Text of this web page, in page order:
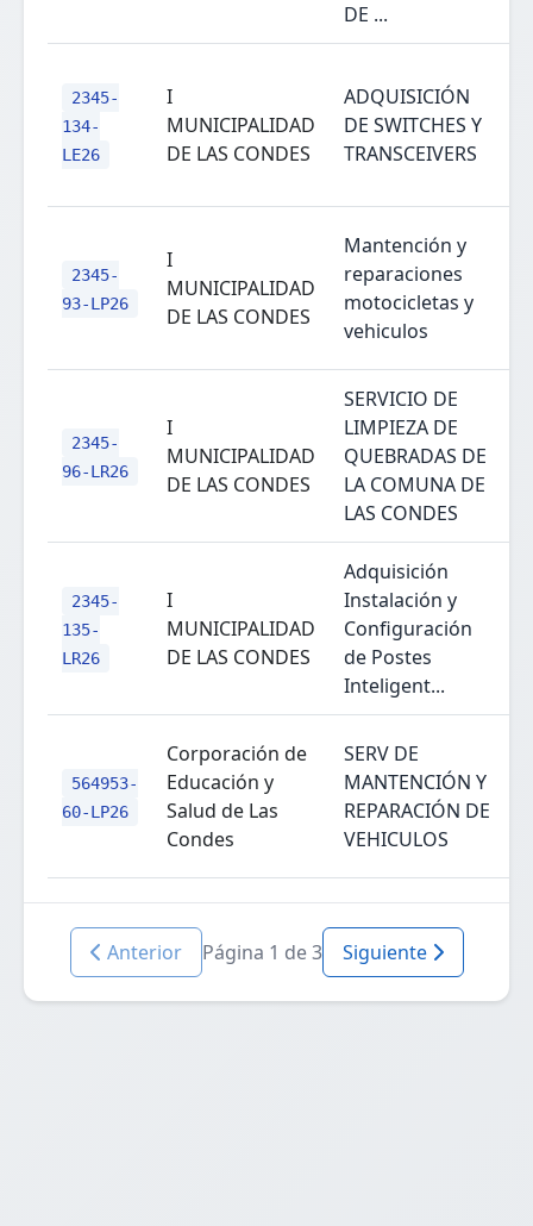
DE ...
2345-
134-
LE26
I
MUNICIPALIDAD
DE LAS CONDES
ADQUISICIÓN
DE SWITCHES Y
TRANSCEIVERS
2345-
93-LP26
I
MUNICIPALIDAD
DE LAS CONDES
Mantención y
reparaciones
motocicletas y
vehiculos
2345-
96-LR26
I
MUNICIPALIDAD
DE LAS CONDES
SERVICIO DE
LIMPIEZA DE
QUEBRADAS DE
LA COMUNA DE
LAS CONDES
2345-
135-
LR26
I
MUNICIPALIDAD
DE LAS CONDES
Adquisición
Instalación y
Configuración
de Postes
Inteligent...
564953-
60-LP26
Corporación de
Educación y
Salud de Las
Condes
SERV DE
MANTENCIÓN Y
REPARACIÓN DE
VEHICULOS
Anterior Página 1 de 3 Siguiente